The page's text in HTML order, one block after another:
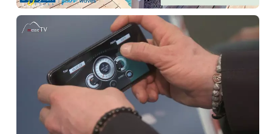
Anzeige